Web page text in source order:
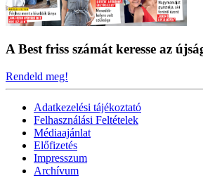
A Best friss számát keresse az
Rendeld meg!
Adatkezelési tájékoztató
Felhasználási Feltételek
Médiaajánlat
Előfizetés
Impresszum
Archívum